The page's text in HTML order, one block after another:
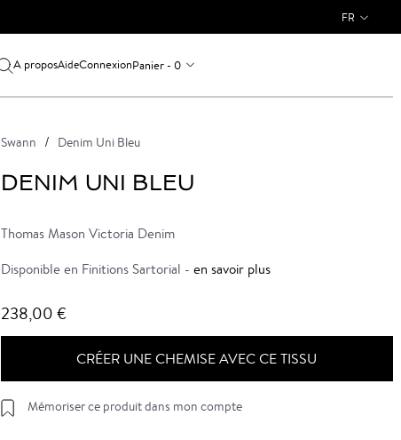
FR
A proposAideConnexionPanier - 0
Swann Denim Uni Bleu
DENIM UNI BLEU
Thomas Mason Victoria Denim
Disponible en Finitions Sartorial - en savoir plus
238,00 €
CRÉER UNE CHEMISE AVEC CE TISSU
Mémoriser ce produit dans mon compte